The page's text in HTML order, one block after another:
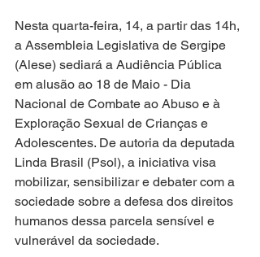
Nesta quarta-feira, 14, a partir das 14h,
a Assembleia Legislativa de Sergipe
(Alese) sediará a Audiência Pública
em alusão ao 18 de Maio - Dia
Nacional de Combate ao Abuso e à
Exploração Sexual de Crianças e
Adolescentes. De autoria da deputada
Linda Brasil (Psol), a iniciativa visa
mobilizar, sensibilizar e debater com a
sociedade sobre a defesa dos direitos
humanos dessa parcela sensível e
vulnerável da sociedade.